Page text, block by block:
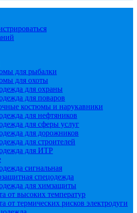
для рыбалки
для охоты
для охраны
для поваров
костюмы и нарукавники
для нефтяников
для сферы услуг
для дорожников
для строителей
для ИТР
сигнальная
спецодежда
для химзащиты
от высоких температур
от термических рисков электродуги